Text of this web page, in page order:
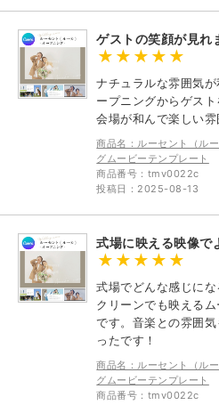
ゲストの笑顔が見れ
ナチュラルな雰囲気
ープニングからゲス
会場が和んで楽しい雰
商品名：ルーセント（ル
グムービーテンプレート
商品番号：tmv0022c
投稿日：2025-08-13
式場に映える映像で
式場でどんな感じに
クリーンでも映える
です。音楽との雰囲
ったです！
商品名：ルーセント（ル
グムービーテンプレート
商品番号：tmv0022c